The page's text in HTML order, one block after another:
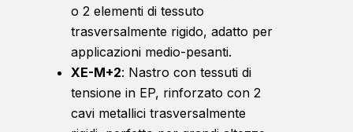
o 2 elementi di tessuto
trasversalmente rigido, adatto per
applicazioni medio-pesanti.
XE-M+2: Nastro con tessuti di
tensione in EP, rinforzato con 2
cavi metallici trasversalmente